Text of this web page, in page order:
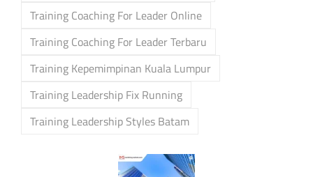
Training Coaching For Leader Online
Training Coaching For Leader Terbaru
Training Kepemimpinan Kuala Lumpur
Training Leadership Fix Running
Training Leadership Styles Batam